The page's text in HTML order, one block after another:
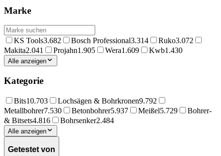
Marke
KS Tools3.682 Bosch Professional3.314 Ruko3.072
Makita2.041 Projahn1.905 Wera1.609 Kwb1.430
Alle anzeigen
Kategorie
Bits10.703 Lochsägen & Bohrkronen9.792
Metallbohrer7.530 Betonbohrer5.937 Meißel5.729
Bohrer-
& Bitsets4.816 Bohrsenker2.484
Alle anzeigen
Getestet von